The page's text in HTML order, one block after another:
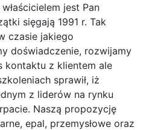
jest Pan
sięgają 1991 r. Tak
czasie jakiego
doświadczenie, rozwijamy
kontaktu z klientem ale
sprawił, iż
z liderów na rynku
Naszą propozycję
epal, przemysłowe oraz